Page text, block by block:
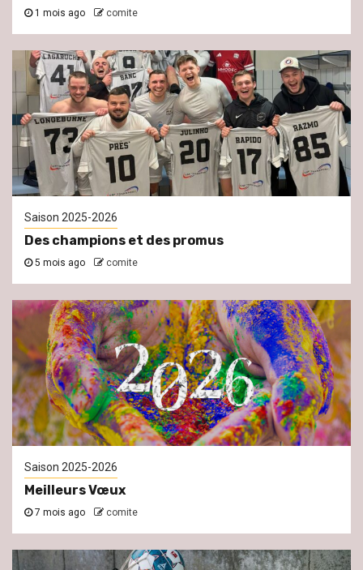
1 mois ago comite
Saison 2025-2026
Des champions et des promus
5 mois ago comite
Saison 2025-2026
Meilleurs Vœux
7 mois ago comite